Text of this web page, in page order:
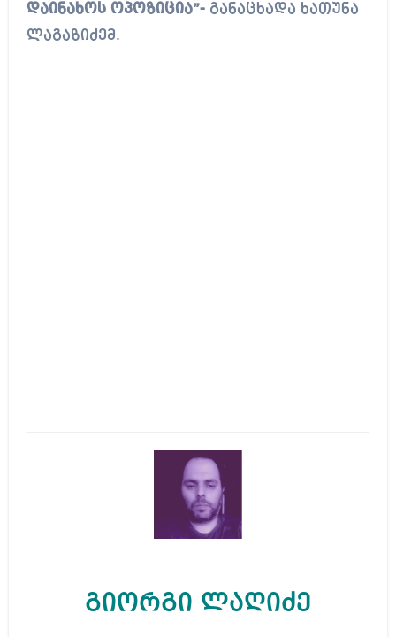
დაინახოს ოპოზიცია”-განაცხადა ხათუნა
ლაგაზიძემ.
გიორგი ლაღიძე